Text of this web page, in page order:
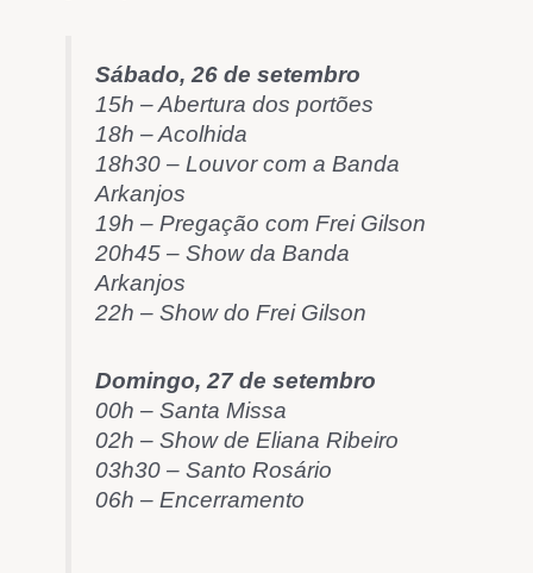
Sábado, 26 de setembro
15h – Abertura dos portões
18h – Acolhida
18h30 – Louvor com a Banda
Arkanjos
19h – Pregação com Frei Gilson
20h45 – Show da Banda
Arkanjos
22h – Show do Frei Gilson
Domingo, 27 de setembro
00h – Santa Missa
02h – Show de Eliana Ribeiro
03h30 – Santo Rosário
06h – Encerramento